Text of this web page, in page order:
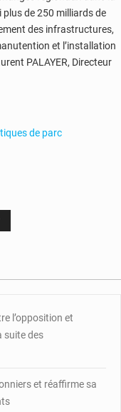
plus de 250 milliards de
des infrastructures,
et l’installation
PALAYER, Directeur
de parc
l’opposition et
suite des
et réaffirme sa